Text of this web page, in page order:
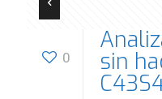
0 sin